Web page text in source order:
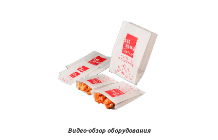
Видео-обзор оборудования